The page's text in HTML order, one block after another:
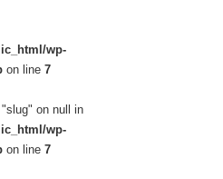
wp-
on line 7
on null in
wp-
on line 7